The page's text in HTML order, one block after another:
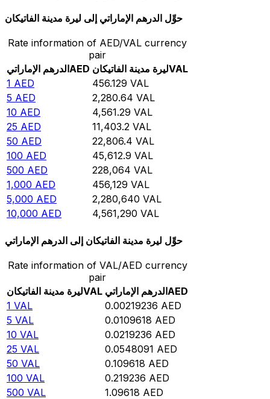
حوِّل الدرهم الإماراتي إلى ليرة مدينة الفاتيكان
Rate information of AED/VAL currency
pair
الدرهم الإماراتيAED ليرة مدينة الفاتيكانVAL
1 AED 456.129 VAL
5 AED 2,280.64 VAL
10 AED 4,561.29 VAL
25 AED 11,403.2 VAL
50 AED 22,806.4 VAL
100 AED 45,612.9 VAL
500 AED 228,064 VAL
1,000 AED 456,129 VAL
5,000 AED 2,280,640 VAL
10,000 AED 4,561,290 VAL
حوِّل ليرة مدينة الفاتيكان إلى الدرهم الإماراتي
Rate information of VAL/AED currency
pair
ليرة مدينة الفاتيكانVAL الدرهم الإماراتيAED
1 VAL 0.00219236 AED
5 VAL 0.0109618 AED
10 VAL 0.0219236 AED
25 VAL 0.0548091 AED
50 VAL 0.109618 AED
100 VAL 0.219236 AED
500 VAL 1.09618 AED